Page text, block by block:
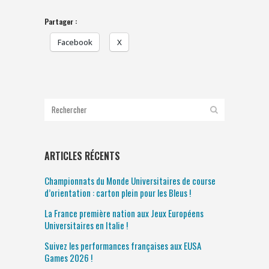
Partager :
Facebook X
ARTICLES RÉCENTS
Championnats du Monde Universitaires de course
d’orientation : carton plein pour les Bleus !
La France première nation aux Jeux Européens
Universitaires en Italie !
Suivez les performances françaises aux EUSA
Games 2026 !